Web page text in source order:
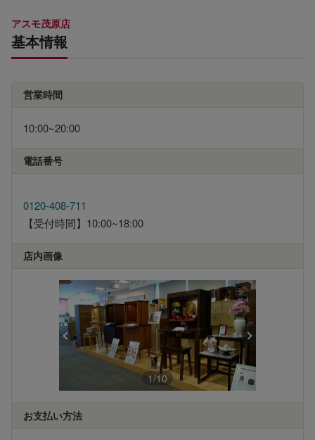
アスモ茂原店
基本情報
営業時間
10:00~20:00
電話番号
0120-408-711
【受付時間】10:00~18:00
店内画像
1/10
お支払い方法